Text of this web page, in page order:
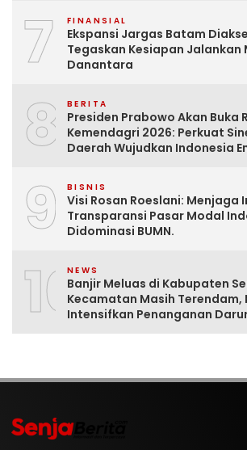
7 FINANSIAL
Ekspansi Jargas Batam
Tegaskan Kesiapan Jalankan
Danantara
8 BERITA
Presiden Prabowo Akan Buka
Kemendagri 2026: Perkuat
Daerah Wujudkan Indonesia
9 BISNIS
Visi Rosan Roeslani:
Transparansi Pasar Modal
Didominasi BUMN.
10NEWS
Banjir Meluas di Kabupaten
Kecamatan Masih Terendam,
Intensifkan Penanganan